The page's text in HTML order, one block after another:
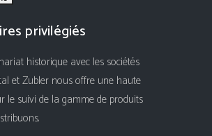
privilégiés
historique avec les sociétés
et Zubler nous offre une haute
le suivi de la gamme de produits